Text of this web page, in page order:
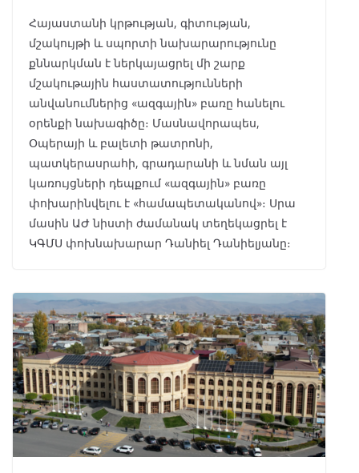
Հայաստանի կրթության, գիտության,
մշակույթի և սպորտի նախարարությունը
քննարկման է ներկայացրել մի շարք
մշակութային հաստատությունների
անվանումներից «ազգային» բառը հանելու
օրենքի նախագիծը։ Մասնավորապես,
Օպերայի և բալետի թատրոնի,
պատկերասրահի, գրադարանի և նման այլ
կառույցների դեպքում «ազգային» բառը
փոխարինվելու է «համապետականով»։ Սրա
մասին ԱԺ նիստի ժամանակ տեղեկացրել է
ԿԳՄՍ փոխնախարար Դանիել Դանիելյանը։